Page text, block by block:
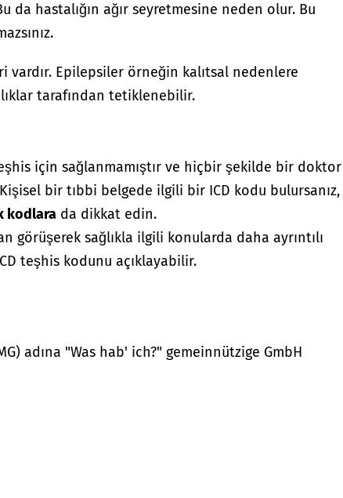
da hastalığın ağır seyretmesine neden olur. Bu
Epilepsiler örneğin kalıtsal nedenlere
tarafından tetiklenebilir.
için sağlanmamıştır ve hiçbir şekilde bir doktor
bir tıbbi belgede ilgili bir ICD kodu bulursanız,
kodlara da dikkat edin.
görüşerek sağlıkla ilgili konularda daha ayrıntılı
teşhis kodunu açıklayabilir.
adına "Was hab' ich?" gemeinnützige GmbH